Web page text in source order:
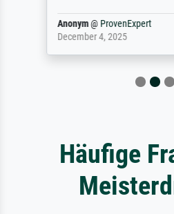
Anonym@ ProvenExpert
December 4, 2025
Häufige